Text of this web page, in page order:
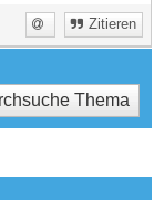
Zitieren